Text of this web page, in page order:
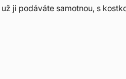
ji podáváte samotnou, s